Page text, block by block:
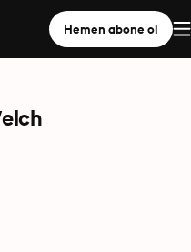
Hemen abone ol